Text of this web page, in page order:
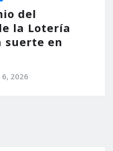
del
la Lotería
suerte en
6, 2026